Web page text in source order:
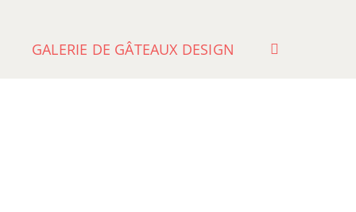
GALERIE DE GÂTEAUX DESIGN